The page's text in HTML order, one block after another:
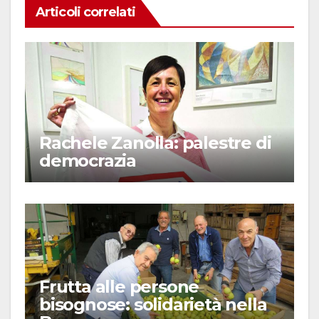
Articoli correlati
Rachele Zanolla: palestre di
democrazia
Frutta alle persone
bisognose: solidarietà nella